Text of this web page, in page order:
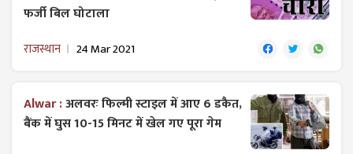
फर्जी बिल घोटाला
राजस्थान 24 Mar 2021
Alwar :अलवरः फिल्मी स्टाइल में आए 6 डकैत,
बैंक में घुस 10-15 मिनट में खेल गए पूरा गेम